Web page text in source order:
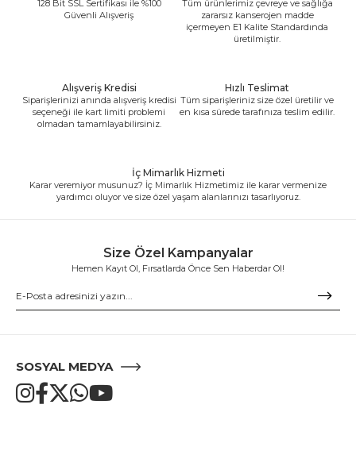
128 Bit SSL Sertifikası ile %100
Güvenli Alışveriş
Tüm ürünlerimiz çevreye ve sağlığa
zararsız kanserojen madde
içermeyen E1 Kalite Standardında
üretilmiştir.
Alışveriş Kredisi
Siparişlerinizi anında alışveriş kredisi
seçeneği ile kart limiti problemi
olmadan tamamlayabilirsiniz.
Hızlı Teslimat
Tüm siparişleriniz size özel üretilir ve
en kısa sürede tarafınıza teslim edilir.
İç Mimarlık Hizmeti
Karar veremiyor musunuz? İç Mimarlık Hizmetimiz ile karar vermenize
yardımcı oluyor ve size özel yaşam alanlarınızı tasarlıyoruz.
Size Özel Kampanyalar
Hemen Kayıt Ol, Fırsatlarda Önce Sen Haberdar Ol!
SOSYAL MEDYA